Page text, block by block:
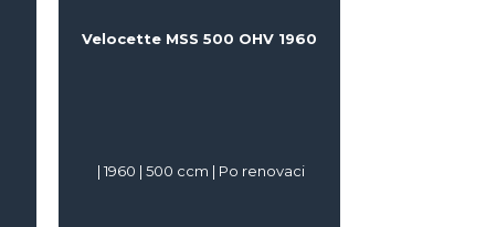
Velocette MSS 500 OHV 1960
| 1960 | 500 ccm | Po renovaci